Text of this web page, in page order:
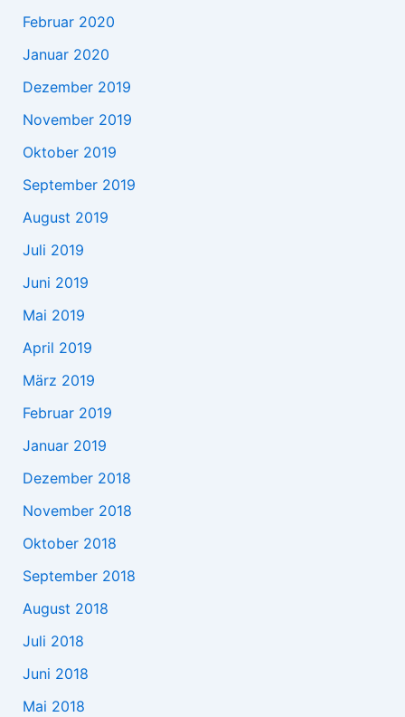
Februar 2020
Januar 2020
Dezember 2019
November 2019
Oktober 2019
September 2019
August 2019
Juli 2019
Juni 2019
Mai 2019
April 2019
März 2019
Februar 2019
Januar 2019
Dezember 2018
November 2018
Oktober 2018
September 2018
August 2018
Juli 2018
Juni 2018
Mai 2018